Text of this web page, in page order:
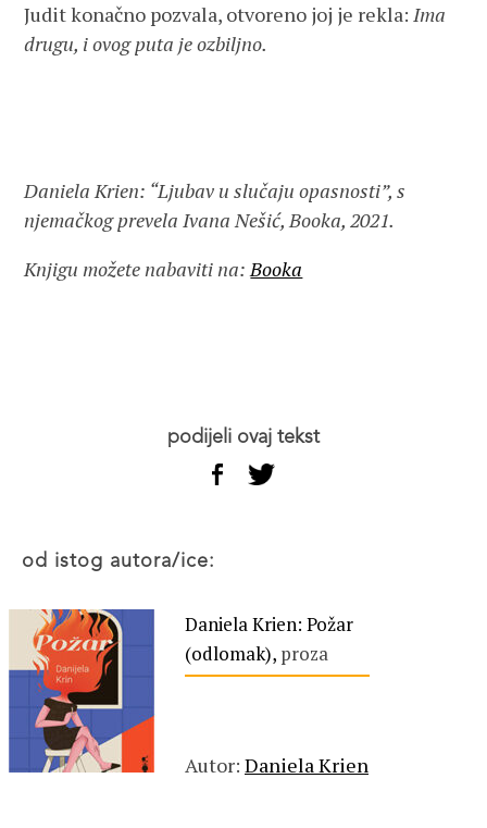
Judit konačno pozvala, otvoreno joj je rekla:Ima
drugu, i ovog puta je ozbiljno.
Daniela Krien: “Ljubav u slučaju opasnosti”, s
njemačkog prevela Ivana Nešić, Booka, 2021.
Knjigu možete nabaviti na:Booka
podijeli ovaj tekst
od istog autora/ice:
Daniela Krien: Požar
(odlomak), proza
Autor: Daniela Krien